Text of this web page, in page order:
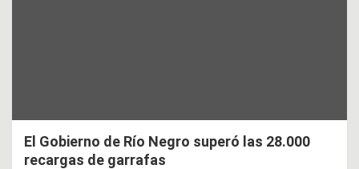
El Gobierno de Río Negro superó las 28.000
recargas de garrafas